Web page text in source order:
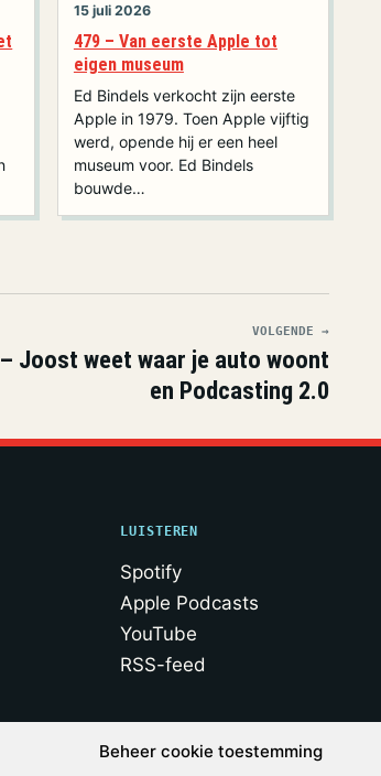
Beheer cookie toestemming
15 juli 2026
479 – Van eerste Apple tot
eigen museum
Ed Bindels verkocht zijn eerste
Apple in 1979. Toen Apple vijftig
werd, opende hij er een heel
museum voor. Ed Bindels
bouwde…
VOLGENDE →
– Joost weet waar je auto woont
en Podcasting 2.0
LUISTEREN
Spotify
Apple Podcasts
YouTube
RSS-feed